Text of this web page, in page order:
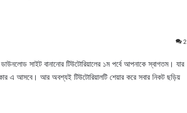
2
সাইট বানানোর টিউটোরিয়ালের ১ম পর্বে আপনাকে স্বাগতম। যার
আসবে। আর অবশ্যই টিউটোরিয়ালটি শেয়ার করে সবার নিকট ছড়িয়